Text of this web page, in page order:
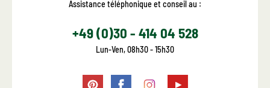
Assistance téléphonique et conseil au :
+49 (0)30 - 414 04 528
Lun-Ven, 08h30 - 15h30